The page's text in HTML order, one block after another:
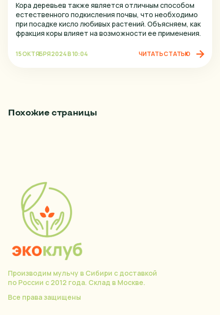
Кора деревьев также является отличным способом
естественного подкисления почвы, что необходимо
при посадке кисло любивых растений. Объясняем, как
фракция коры влияет на возможности ее применения.
15 ОКТЯБРЯ 2024 В 10:04 ЧИТАТЬ СТАТЬЮ
Похожие страницы
Производим мульчу в Сибири с доставкой
по России с 2012 года. Склад в Москве.
Все права защищены